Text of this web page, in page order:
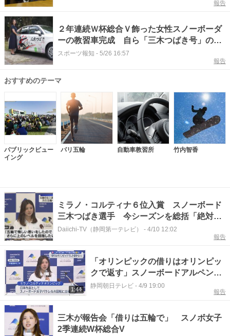
報告
２年連続Ｗ杯総合Ｖ飾った女性スノーボーダ
ーの教習車完成 自ら「三木つばき号」のハ
ンドル握り掛川市内を走行
スポーツ報知 - 5/26 16:57
報告
おすすめのテーマ
パブリックビュー
イング
パリ五輪 自動車教習所 竹内智香
ミラノ・コルティナ６位入賞 スノーボード
三木つばき選手 今シーズンを総括「絶対に
４年後は金を」
Daiichi-TV（静岡第一テレビ） - 4/10 12:02
報告
1:44
「オリンピックの借りはオリンピッ
クで返す」スノーボードアルペン・
三木つばき選手が、今シーズンの活
静岡朝日テレビ - 4/9 19:00
報告
三木が報告会「借りは五輪で」 スノボ女子
2季連続W杯総合V